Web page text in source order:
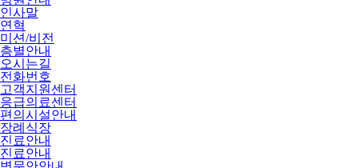
인사말
연혁
미션/비전
층별안내
오시는길
전화번호
고객지원센터
응급의료센터
편의시설안내
장례식장
진료안내
진료안내